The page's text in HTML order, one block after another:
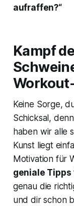
aufraffen?“
Kampf
Keine Sorge,
Schicksal,
haben wir alle
Kunst liegt
Motivation für
geniale Tipps
genau die
und dir schon